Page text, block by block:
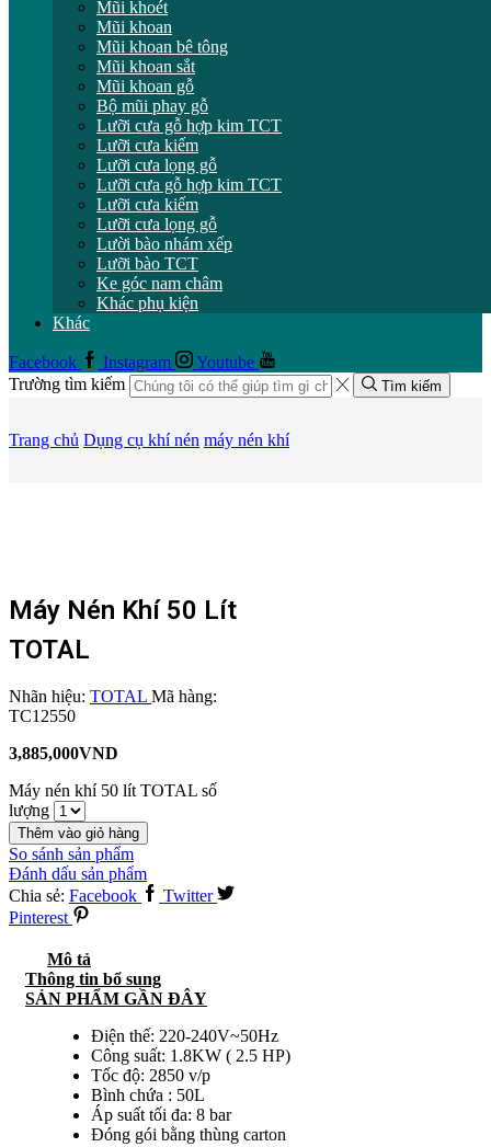
Mũi khoét
Mũi khoan
Mũi khoan bê tông
Mũi khoan sắt
Mũi khoan gỗ
Bộ mũi phay gỗ
Lưỡi cưa gỗ hợp kim TCT
Lưỡi cưa kiếm
Lưỡi cưa lọng gỗ
Lưỡi cưa gỗ hợp kim TCT
Lưỡi cưa kiếm
Lưỡi cưa lọng gỗ
Lười bào nhám xếp
Lưỡi bào TCT
Ke góc nam châm
Khác phụ kiện
Khác
Facebook Instagram
Youtube
Trường tìm kiếm
Tìm kiếm
Trang chủ Dụng cụ khí nén máy nén khí
Máy Nén Khí 50 Lít
TOTAL
Nhãn hiệu: TOTAL Mã hàng:
TC12550
3,885,000VND
Máy nén khí 50 lít TOTAL số
lượng
Thêm vào giỏ hàng
So sánh sản phẩm
Đánh dấu sản phẩm
Chia sẻ: Facebook
Twitter
Pinterest
Mô tả
Thông tin bổ sung
SẢN PHẨM GẦN ĐÂY
Điện thế: 220-240V~50Hz
Công suất: 1.8KW ( 2.5 HP)
Tốc độ: 2850 v/p
Bình chứa : 50L
Áp suất tối đa: 8 bar
Đóng gói bằng thùng carton